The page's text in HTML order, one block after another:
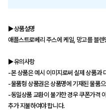
▶상품설명
애플스트로베리 주스에 케일, 망고를 블
▶유의사항
-본 상품은 예시 이미지로써 실제 상품과
-물품형 상품권은 상품명에 기재된 물품
-동일상품 교환이 불가한 경우 쿠폰가격
추가 지불하여야 합니다.